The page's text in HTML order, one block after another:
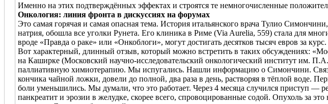
Именно на этих подтверждённых эффектах и строятся те немногочисленные
Онкология: линия фронта в дискуссиях на форумах
Это самая горячая и самая опасная тема. История итальянского врача Тулио
натрия, обошла все уголки Рунета. Его клиника в Риме (Via Aurelia, 559) стала для
вроде «Правда о раке» или «Онкоблоги», могут достигать десятков тысяч евров за курс.
Вот характерный, длинный отзыв, который можно встретить в таких обсуждениях:
на Каширке (Московский научно-исследовательский онкологический институт им.
паллиативную химиотерапию. Мы испугались. Нашли информацию о Симончини.
кончика чайной ложки, довели до полной, два раза в день, растворяя в тёплой воде.
боли уменьшились. Мы думали, что это работает. Через 4 месяца случился приступ —
панкреатит и эрозии в желудке, скорее всего, спровоцированные содой. Опухоль за